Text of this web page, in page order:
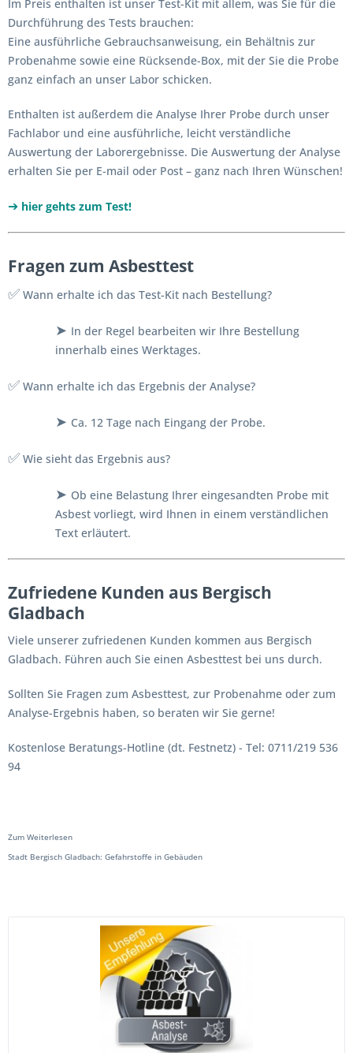
Im Preis enthalten ist unser Test-Kit mit allem, was Sie für die
Durchführung des Tests brauchen:
Eine ausführliche Gebrauchsanweisung, ein Behältnis zur
Probenahme sowie eine Rücksende-Box, mit der Sie die Probe
ganz einfach an unser Labor schicken.
Enthalten ist außerdem die Analyse Ihrer Probe durch unser
Fachlabor und eine ausführliche, leicht verständliche
Auswertung der Laborergebnisse. Die Auswertung der Analyse
erhalten Sie per E-mail oder Post – ganz nach Ihren Wünschen!
➔ hier gehts zum Test!
Fragen zum Asbesttest
✅ Wann erhalte ich das Test-Kit nach Bestellung?
➤ In der Regel bearbeiten wir Ihre Bestellung
innerhalb eines Werktages.
✅ Wann erhalte ich das Ergebnis der Analyse?
➤ Ca. 12 Tage nach Eingang der Probe.
✅ Wie sieht das Ergebnis aus?
➤ Ob eine Belastung Ihrer eingesandten Probe mit
Asbest vorliegt, wird Ihnen in einem verständlichen
Text erläutert.
Zufriedene Kunden aus Bergisch
Gladbach
Viele unserer zufriedenen Kunden kommen aus Bergisch
Gladbach. Führen auch Sie einen Asbesttest bei uns durch.
Sollten Sie Fragen zum Asbesttest, zur Probenahme oder zum
Analyse-Ergebnis haben, so beraten wir Sie gerne!
Kostenlose Beratungs-Hotline (dt. Festnetz) - Tel: 0711/219 536
94
Zum Weiterlesen
Stadt Bergisch Gladbach: Gefahrstoffe in Gebäuden